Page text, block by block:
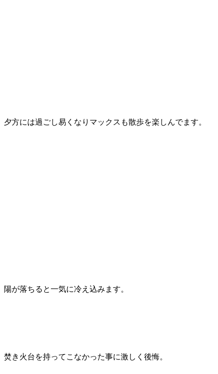
夕方には過ごし易くなりマックスも散歩を楽しんでます。
陽が落ちると一気に冷え込みます。
焚き火台を持ってこなかった事に激しく後悔。